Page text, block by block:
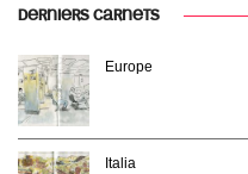
DERNIERS CARNETS
Europe
Italia